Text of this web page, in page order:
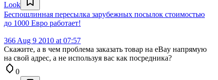
Look
Беспошлинная пересылка зарубежных посылок стоимостью
до 1000 Евро работает!
366 Aug 9 2010 at 07:57
Скажите, а в чем проблема заказать товар на eBay напрямую
на свой адрес, а не используя вас как посредника?
0